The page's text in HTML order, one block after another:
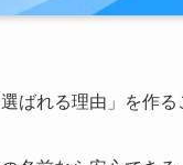
ばれる理由」を作る